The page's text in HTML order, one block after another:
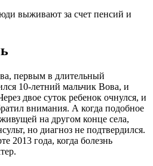
выживают за счет пенсий и
первым в длительный
10-летний мальчик Вова, и
двое суток ребенок очнулся, и
внимания. А когда подобное
на другом конце села,
но диагноз не подтвердился.
2013 года, когда болезнь